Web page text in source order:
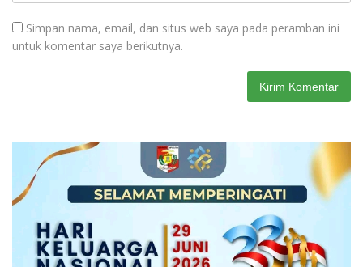
Simpan nama, email, dan situs web saya pada peramban ini
untuk komentar saya berikutnya.